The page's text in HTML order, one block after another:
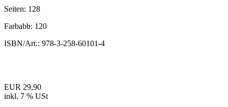
Seiten: 128
Farbabb: 120
ISBN/Art.: 978-3-258-60101-4
EUR 29,90
inkl. 7 % USt